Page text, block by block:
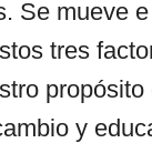
Se mueve
tres
propósito
y